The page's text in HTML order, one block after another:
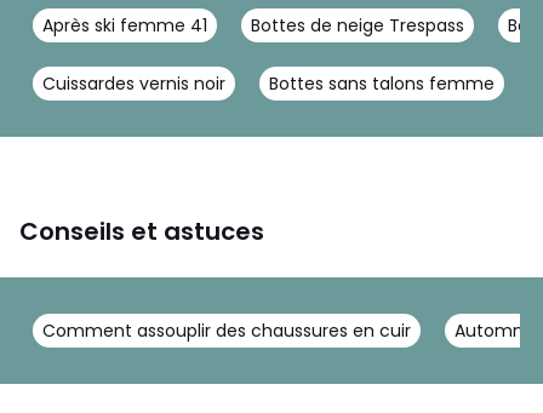
Après ski femme 41 Bottes de neige Trespass
Cuissardes vernis noir Bottes sans talons femme
Conseils et astuces
Comment assouplir des chaussures en cuir